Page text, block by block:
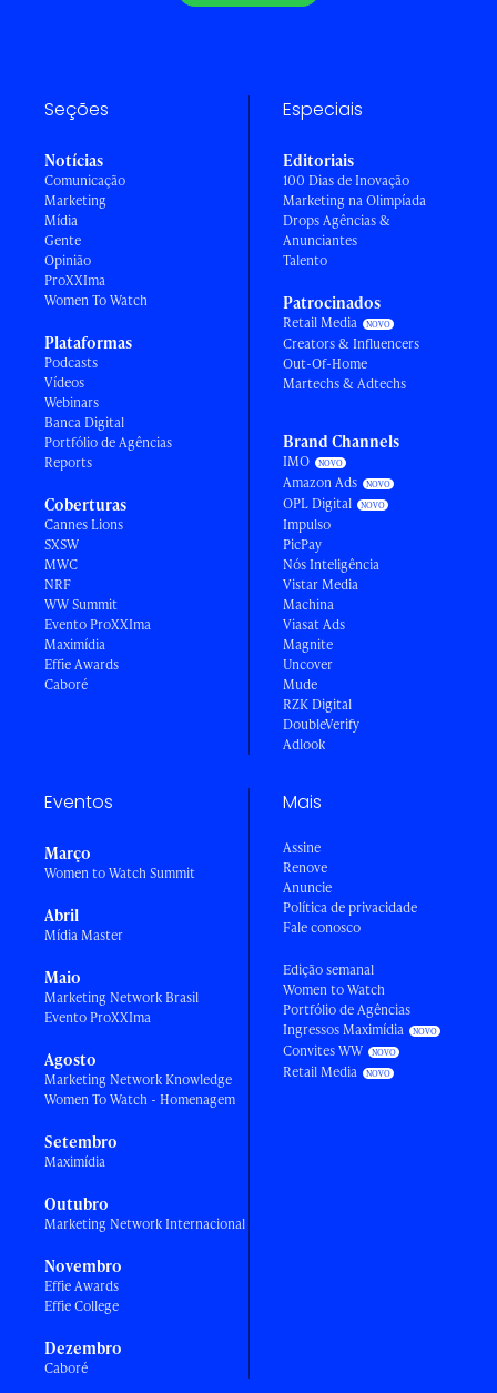
Seções
Notícias
Comunicação
Marketing
Mídia
Gente
Opinião
ProXXIma
Women To Watch
Plataformas
Podcasts
Vídeos
Webinars
Banca Digital
Portfólio de Agências
Reports
Coberturas
Cannes Lions
SXSW
MWC
NRF
WW Summit
Evento ProXXIma
Maximídia
Effie Awards
Caboré
Especiais
Editoriais
100 Dias de Inovação
Marketing na Olimpíada
Drops Agências &
Anunciantes
Talento
Patrocinados
Retail Media
Creators & Influencers
Out-Of-Home
Martechs & Adtechs
Brand Channels
IMO
Amazon Ads
OPL Digital
Impulso
PicPay
Nós Inteligência
Vistar Media
Machina
Viasat Ads
Magnite
Uncover
Mude
RZK Digital
DoubleVerify
Adlook
Eventos
Março
Women to Watch Summit
Abril
Mídia Master
Maio
Marketing Network Brasil
Evento ProXXIma
Agosto
Marketing Network Knowledge
Women To Watch - Homenagem
Setembro
Maximídia
Outubro
Marketing Network Internacional
Novembro
Effie Awards
Effie College
Dezembro
Caboré
Mais
Assine
Renove
Anuncie
Política de privacidade
Fale conosco
Edição semanal
Women to Watch
Portfólio de Agências
Ingressos Maximídia
Convites WW
Retail Media